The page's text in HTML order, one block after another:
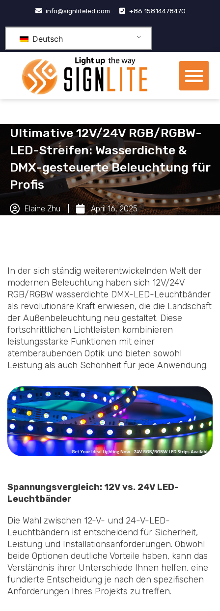
springen
info@signliteled.com +86 15814478470
Deutsch
Ultimative 12V/24V RGB/RGBW-
LED-Streifen: Wasserdichte &
DMX-gesteuerte Beleuchtung für
Profis
Elaine Zhu April 16, 2025
In der sich ständig weiterentwickelnden Welt der
modernen Beleuchtung haben sich 12V/24V
RGB/RGBW wasserdichte DMX-LED-Leuchtbänder
als revolutionäre Kraft erwiesen, die die Landschaft
der Außenbeleuchtung neu gestaltet. Diese
fortschrittlichen Lichtleisten kombinieren
leistungsstarke Funktionen mit einer
atemberaubenden Optik und bieten sowohl
Leistung als auch Schönheit für jede Anwendung.
Spannungsvergleich: 12V vs. 24V LED-
Leuchtbänder
Die Wahl zwischen 12-V- und 24-V-LED-
Leuchtbändern ist entscheidend für Sicherheit,
Leistung und Installationsanforderungen. Obwohl
beide Optionen deutliche Vorteile haben, kann das
Verständnis ihrer Unterschiede Ihnen helfen, eine
fundierte Entscheidung je nach den spezifischen
Anforderungen Ihres Projekts zu treffen.